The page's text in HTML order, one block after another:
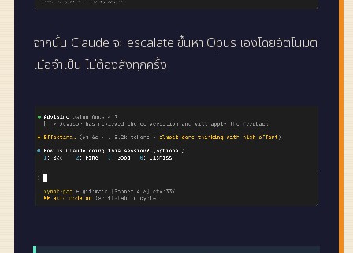
จากนั้น Claude จะ escalate ขึ้นหา Opus เองโดยอัตโนมัติ
เมื่อจำเป็น ไม่ต้องสั่งทุกครั้ง